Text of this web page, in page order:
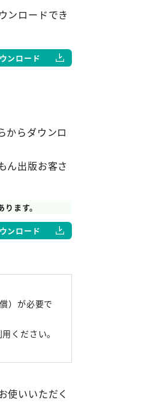
ンロードでき
ンロード
からダウンロ
ん出版お客さ
ます。
ンロード
）が必要で
ください。
使いいただく